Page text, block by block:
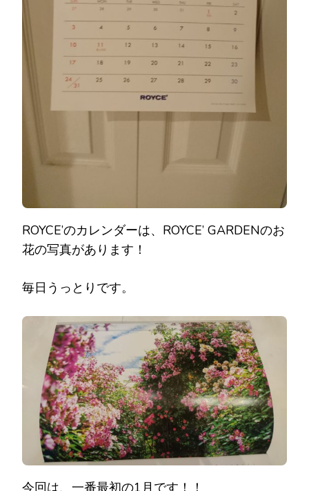
ROYCE’のカレンダーは、ROYCE’ GARDENのお
花の写真があります！
毎日うっとりです。
今回は、一番最初の1月です！！